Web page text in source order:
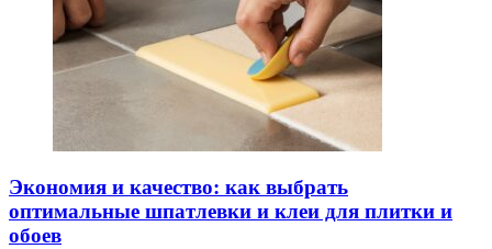
Экономия и качество: как выбрать
оптимальные шпатлевки и клеи для плитки и
обоев